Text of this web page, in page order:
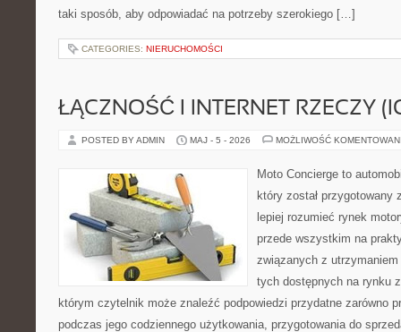
taki sposób, aby odpowiadać na potrzeby szerokiego […]
CATEGORIES: NIERUCHOMOŚCI
ŁĄCZNOŚĆ I INTERNET RZECZY
POSTED BY ADMIN MAJ - 5 - 2026 MOŻLIWOŚĆ
Moto Concierge to
który został
lepiej rozumieć rynek
przede wszystkim na
związanych z utrzymaniem
tych dostępnych na rynku
którym czytelnik może znaleźć podpowiedzi przydatne zarówno
podczas jego codziennego użytkowania, przygotowania do